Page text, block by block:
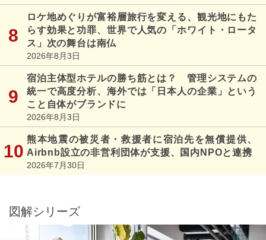
ロケ地めぐりが富裕層旅行を変える、観光地にもた
らす効果と功罪、世界で人気の「ホワイト・ロータ
ス」次の舞台は南仏
2026年8月3日
宿泊主体型ホテルの勝ち筋とは？ 管理システムの
統一で高度分析、海外では「日本人の企業」という
こと自体がブランドに
2026年8月3日
熊本地震の被災者・救援者に宿泊先を無償提供、
Airbnb設立の非営利団体が支援、国内NPOと連携
2026年7月30日
図解シリーズ